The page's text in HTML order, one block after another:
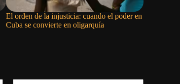
El orden de la injusticia: cuando el poder en
Cuba se convierte en oligarquía